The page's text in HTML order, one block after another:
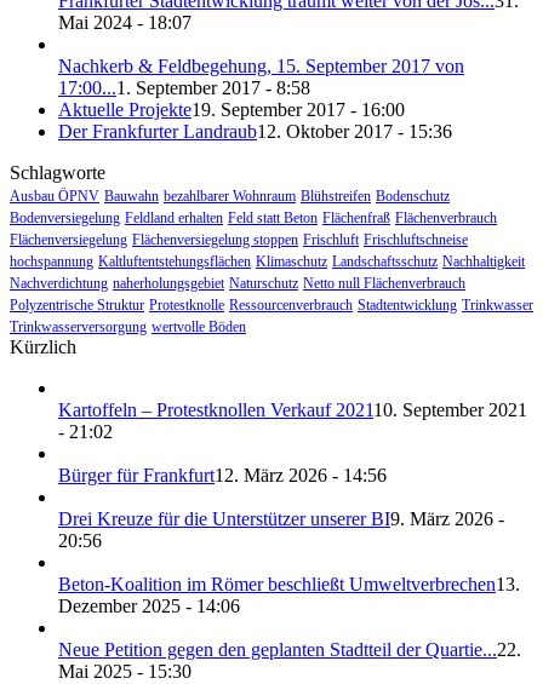
Mai 2024 - 18:07
Nachkerb & Feldbegehung, 15. September 2017 von
17:00...1. September 2017 - 8:58
Aktuelle Projekte19. September 2017 - 16:00
Der Frankfurter Landraub12. Oktober 2017 - 15:36
Schlagworte
Ausbau ÖPNV Bauwahn bezahlbarer Wohnraum Blühstreifen Bodenschutz
Bodenversiegelung Feldland erhalten Feld statt Beton Flächenfraß Flächenverbrauch
Flächenversiegelung Flächenversiegelung stoppen Frischluft Frischluftschneise
hochspannung Kaltluftentstehungsflächen Klimaschutz Landschaftsschutz Nachhaltigkeit
Nachverdichtung naherholungsgebiet Naturschutz Netto null Flächenverbrauch
Polyzentrische Struktur Protestknolle Ressourcenverbrauch Stadtentwicklung Trinkwasser
Trinkwasserversorgung wertvolle Böden
Kürzlich
Kartoffeln – Protestknollen Verkauf 202110. September 2021
- 21:02
Bürger für Frankfurt12. März 2026 - 14:56
Drei Kreuze für die Unterstützer unserer BI9. März 2026 -
20:56
Beton-Koalition im Römer beschließt Umweltverbrechen13.
Dezember 2025 - 14:06
Neue Petition gegen den geplanten Stadtteil der Quartie...22.
Mai 2025 - 15:30